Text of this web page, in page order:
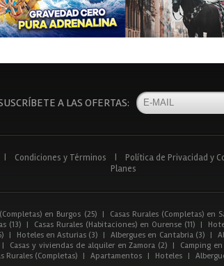
A LAS OFERTAS:
Condiciones y Términos Política de Privacidad y
Planes
en Burgos (25) | Casas Rurales (Completas) en
(13) | Casas Rurales (Habitaciones) en Ourense (11) |
| Hoteles en Asturias (3) | Albergues en Cantabria (3) |
| Casas y viviendas de alquiler en Zamora (2) | Camping
Rurales (Completas) | Apartamentos | Hoteles |